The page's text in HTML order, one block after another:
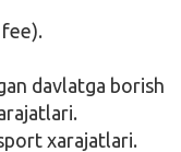
davlatga borish
xarajatlari.